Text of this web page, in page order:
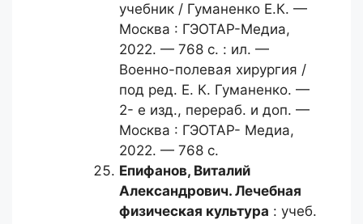
учебник / Гуманенко Е.К. —
Москва : ГЭОТАР-Медиа,
2022. — 768 с. : ил. —
Военно-полевая хирургия /
под ред. Е. К. Гуманенко. —
2- е изд., перераб. и доп. —
Москва : ГЭОТАР- Медиа,
2022. — 768 с.
Епифанов, Виталий
Александрович. Лечебная
физическая культура : учеб.